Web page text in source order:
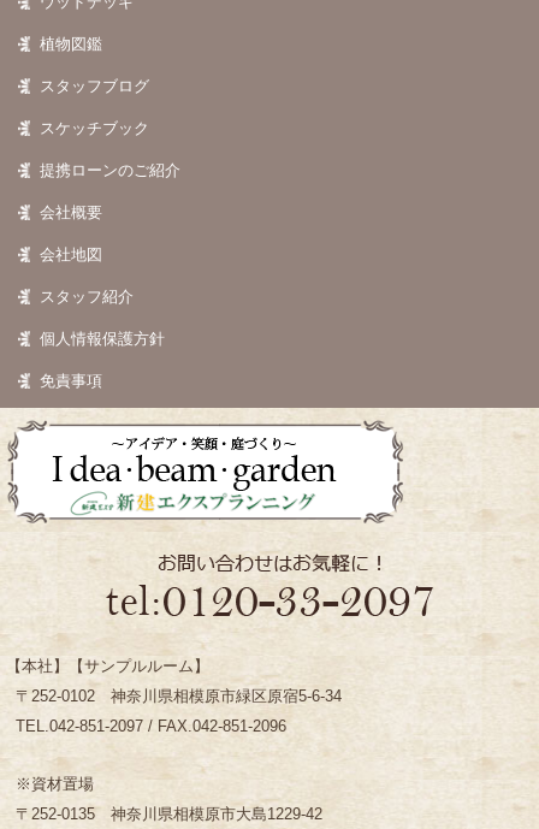
植物図鑑
スタッフブログ
スケッチブック
提携ローンのご紹介
会社概要
会社地図
スタッフ紹介
個人情報保護方針
免責事項
【本社】【サンプルルーム】
〒252-0102 神奈川県相模原市緑区原宿5-6-34
TEL.042-851-2097 / FAX.042-851-2096
※資材置場
〒252-0135 神奈川県相模原市大島1229-42